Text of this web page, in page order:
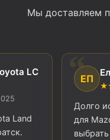
Мы доставляем
LC
Land
ЕП
Долго
для